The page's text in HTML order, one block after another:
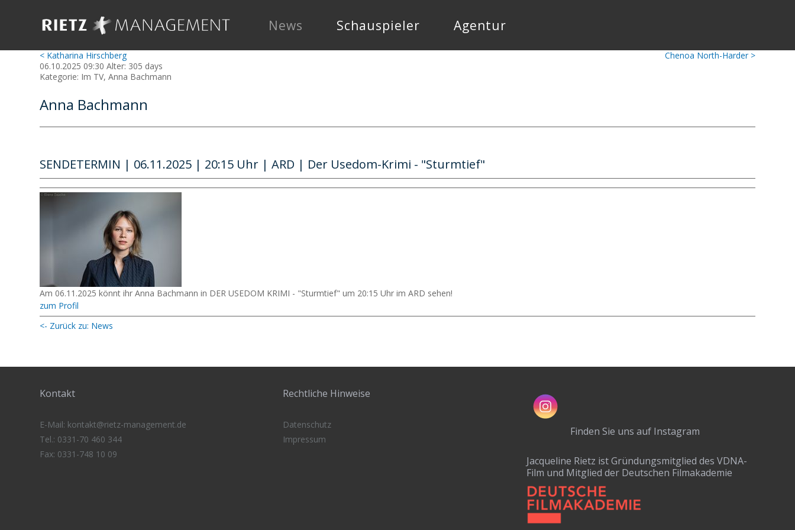
News Schauspieler Agentur
Chenoa North-Harder >
< Katharina Hirschberg
06.10.2025 09:30 Alter: 305 days
Kategorie: Im TV, Anna Bachmann
Anna Bachmann
SENDETERMIN | 06.11.2025 | 20:15 Uhr | ARD | Der Usedom-Krimi - "Sturmtief"
Am 06.11.2025 könnt ihr Anna Bachmann in DER USEDOM KRIMI - "Sturmtief" um 20:15 Uhr im ARD sehen!
zum Profil
<- Zurück zu: News
Kontakt
E-Mail: kontakt@rietz-management.de
Tel.: 0331-70 460 344
Fax: 0331-748 10 09
Rechtliche Hinweise
Datenschutz
Impressum
Finden Sie uns auf Instagram
Jacqueline Rietz ist Gründungsmitglied des VDNA-
Film und Mitglied der Deutschen Filmakademie